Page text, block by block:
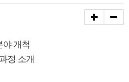
야 개척
정 소개